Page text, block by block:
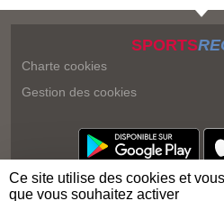
SPORTS
Charte cookies
Gestion des cookies
Ce site utilise des cookies et
que vous souhaitez activer